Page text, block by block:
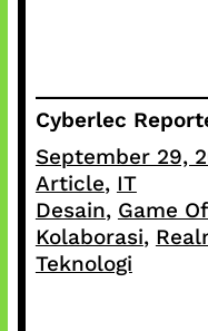
Cyberlec
September 29,
Article, IT
Desain, Game
Kolaborasi,
Teknologi